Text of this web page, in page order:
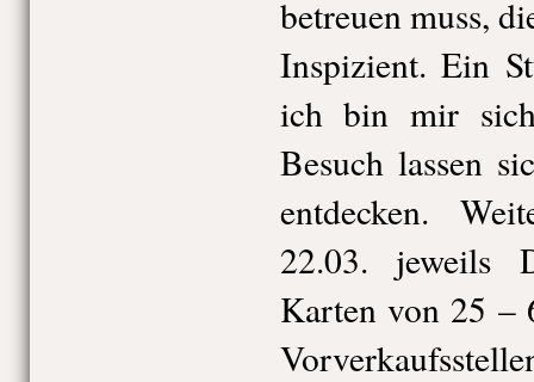
betreuen muss,
Inspizient. Ein
ich bin mir
Besuch lassen
entdecken.
22.03. jeweils
Karten von 25 –